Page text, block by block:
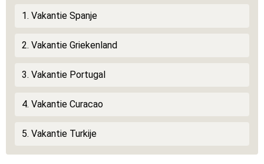
1. Vakantie Spanje
2. Vakantie Griekenland
3. Vakantie Portugal
4. Vakantie Curacao
5. Vakantie Turkije